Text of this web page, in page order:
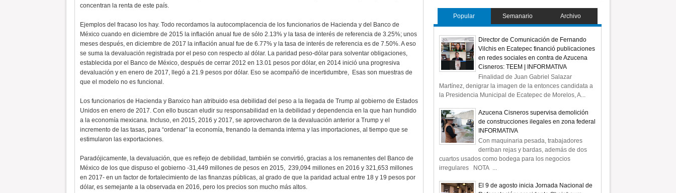
concentran la renta de este país.
Ejemplos del fracaso los hay. Todo recordamos la autocomplacencia de los funcionarios de Hacienda y del Banco de
México cuando en diciembre de 2015 la inflación anual fue de sólo 2.13% y la tasa de interés de referencia de 3.25%; unos
meses después, en diciembre de 2017 la inflación anual fue de 6.77% y la tasa de interés de referencia es de 7.50%. A eso
se suma la devaluación registrada por el peso con respecto al dólar. La paridad peso-dólar para solventar obligaciones,
establecida por el Banco de México, después de cerrar 2012 en 13.01 pesos por dólar, en 2014 inició una progresiva
devaluación y en enero de 2017, llegó a 21.9 pesos por dólar. Eso se acompañó de incertidumbre, Esas son muestras de
que el modelo no es funcional.
Los funcionarios de Hacienda y Banxico han atribuido esa debilidad del peso a la llegada de Trump al gobierno de Estados
Unidos en enero de 2017. Con ello buscan eludir su responsabilidad en la debilidad y dependencia en la que han hundido
a la economía mexicana. Incluso, en 2015, 2016 y 2017, se aprovecharon de la devaluación anterior a Trump y el
incremento de las tasas, para “ordenar” la economía, frenando la demanda interna y las importaciones, al tiempo que se
estimularon las exportaciones.
Paradójicamente, la devaluación, que es reflejo de debilidad, también se convirtió, gracias a los remanentes del Banco de
México de los que dispuso el gobierno -31,449 millones de pesos en 2015, 239,094 millones en 2016 y 321,653 millones
en 2017- en un factor de fortalecimiento de las finanzas públicas, al grado de que la paridad actual entre 18 y 19 pesos por
dólar, es semejante a la observada en 2016, pero los precios son mucho más altos.
Popular Semanario Archivo
Director de Comunicación de Fernando
Vilchis en Ecatepec financió publicaciones
en redes sociales en contra de Azucena
Cisneros: TEEM | INFORMATIVA
Finalidad de Juan Gabriel Salazar
Martínez, denigrar la imagen de la entonces candidata a
la Presidencia Municipal de Ecatepec de Morelos, A...
Azucena Cisneros supervisa demolición
de construcciones ilegales en zona federal
INFORMATIVA
Con maquinaria pesada, trabajadores
derriban rejas y bardas, además de dos
cuartos usados como bodega para los negocios
irregulares NOTA ...
El 9 de agosto inicia Jornada Nacional de